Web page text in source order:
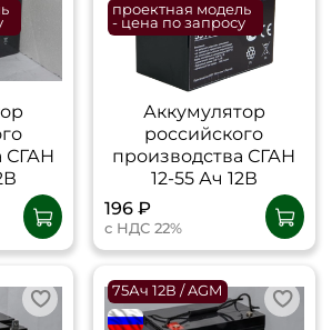
СГАН
проектная модель
- цена по запросу
Аккумулятор
российского
производства СГАН
12-55 Ач 12В
196 ₽
с НДС 22%
75Ач 12В / AGM
flagRU